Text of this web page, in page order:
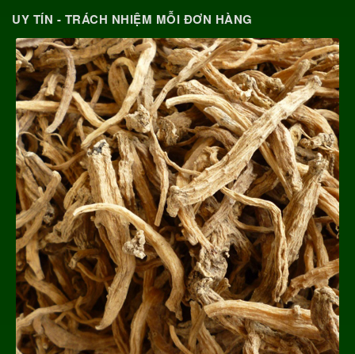
UY TÍN - TRÁCH NHIỆM MỖI ĐƠN HÀNG